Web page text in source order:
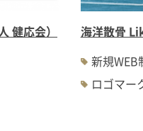
健応会）
海洋散骨
新規WEB
ロゴマー